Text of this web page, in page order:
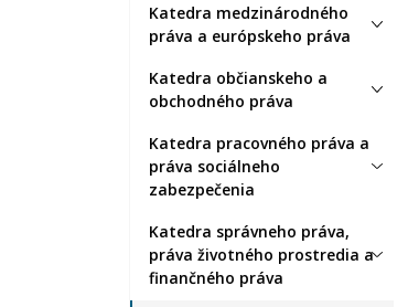
Katedra medzinárodného
práva a európskeho práva
Katedra občianskeho a
obchodného práva
Katedra pracovného práva a
práva sociálneho
zabezpečenia
Katedra správneho práva,
práva životného prostredia a
finančného práva